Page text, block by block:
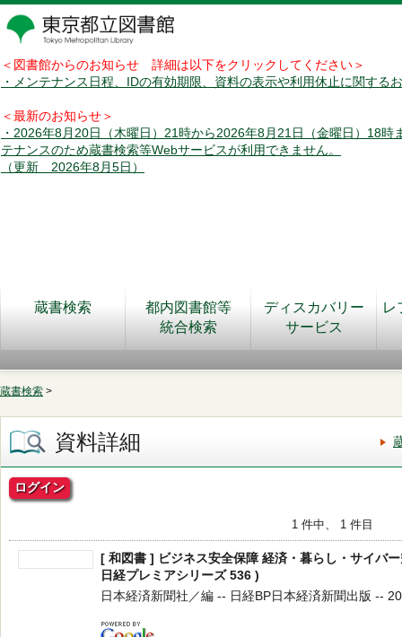
＜図書館からのお知らせ 詳細は以下をクリックしてください＞
・メンテナンス日程、IDの有効期限、資料の表示や利用休止に関する
＜最新のお知らせ＞
・2026年8月20日（木曜日）21時から2026年8月21日（金曜日）18時
テナンスのため蔵書検索等Webサービスが利用できません。
（更新 2026年8月5日）
蔵書検索
都内図書館等
統合検索
ディスカバリー
サービス
レ
蔵書検索 >
資料詳細
ログイン
1 件中、 1 件目
[ 和図書 ] ビジネス安全保障 経済・暮らし・サイバ
日経プレミアシリーズ 536 )
日本経済新聞社／編 -- 日経BP日本経済新聞出版 --